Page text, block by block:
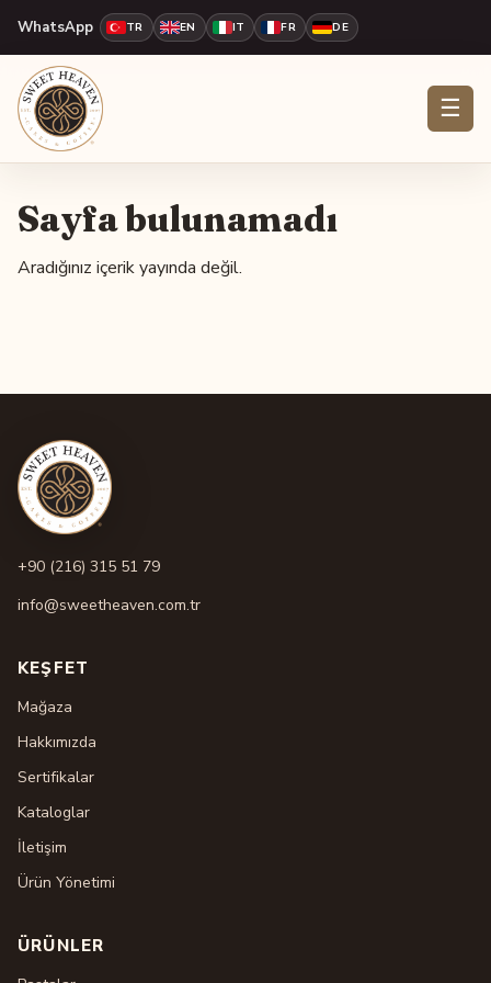
WhatsApp TR EN IT FR DE
☰
Sayfa bulunamadı
Aradığınız içerik yayında değil.
+90 (216) 315 51 79
info@sweetheaven.com.tr
KEŞFET
Mağaza
Hakkımızda
Sertifikalar
Kataloglar
İletişim
Ürün Yönetimi
ÜRÜNLER